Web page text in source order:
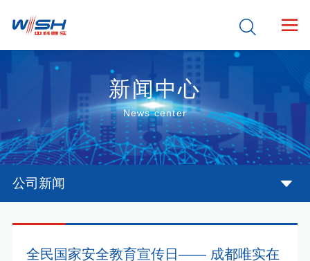
 
新闻中心
News center
公司新闻
全民国家安全教育宣传日—— 成都唯实在